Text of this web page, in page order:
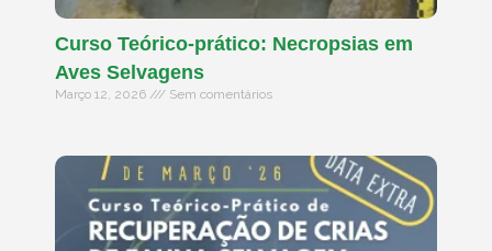
Curso Teórico-prático: Necropsias em
Aves Selvagens
Março 12, 2026 Sem comentários